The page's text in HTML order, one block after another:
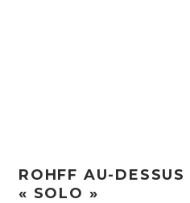
ROHFF AU-
« SOLO »